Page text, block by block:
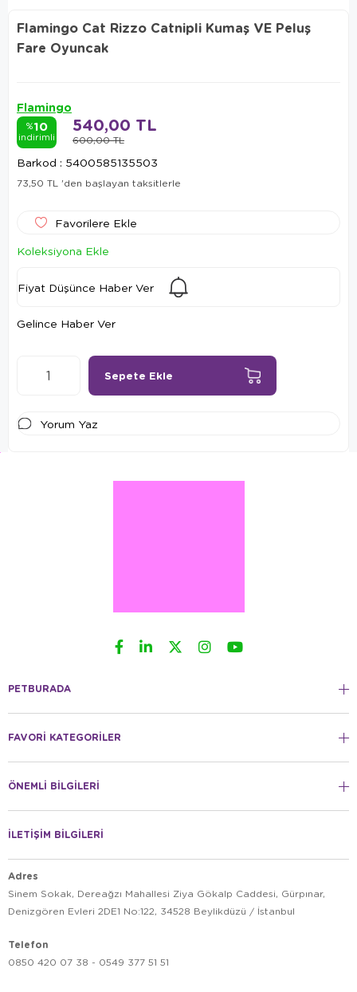
Flamingo Cat Rizzo Catnipli Kumaş VE Peluş
Fare Oyuncak
Flamingo
%10
indirimli 600,00 TL
540,00 TL
Barkod : 5400585135503
73,50 TL 'den başlayan taksitlerle
Favorilere Ekle
Koleksiyona Ekle
Fiyat Düşünce Haber Ver
Gelince Haber Ver
Yorum Yaz
PETBURADA
FAVORİ KATEGORİLER
ÖNEMLİ BİLGİLERİ
İLETİŞİM BİLGİLERİ
Adres
Sinem Sokak, Dereağzı Mahallesi Ziya Gökalp Caddesi, Gürpınar,
Denizgören Evleri 2DE1 No:122, 34528 Beylikdüzü / İstanbul
Telefon
0850 420 07 38 - 0549 377 51 51